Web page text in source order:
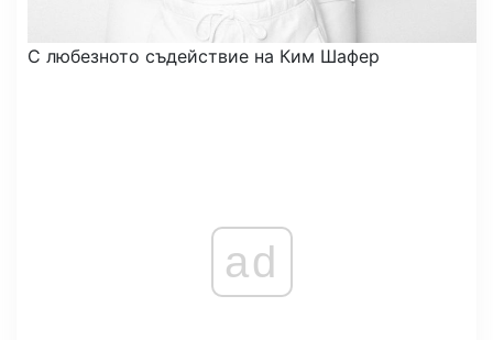
С любезното съдействие на Ким Шафер
ad